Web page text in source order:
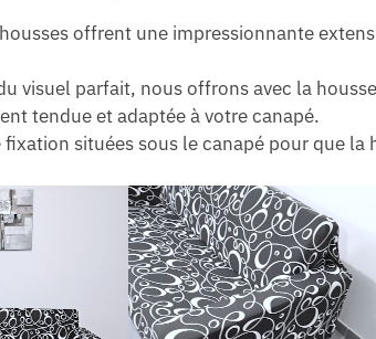
offrent une impressionnante
visuel parfait, nous offrons avec la
tendue et adaptée à votre canapé.
situées sous le canapé pour que la